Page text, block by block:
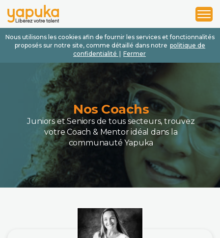
Nous utilisons les cookies afin de fournir les services et fonctionnalités
proposés sur notre site, comme détaillé dans notre politique de
confidentialité
Fermer
1
2
3
Nos Coachs
Juniors et Seniors de tous secteurs, trouvez
votre Coach & Mentor idéal dans la
communauté Yapuka